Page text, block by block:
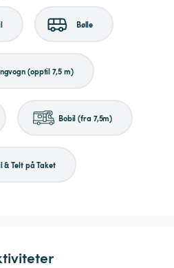
Bølle
(opptil 7,5 m)
Bobil (fra 7,5m)
& Telt på Taket